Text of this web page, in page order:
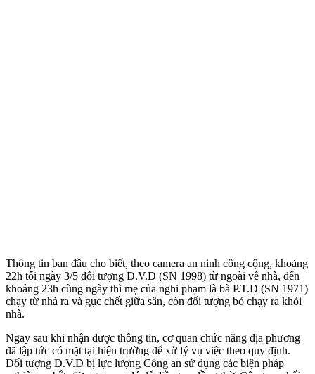
Thông tin ban đầu cho biết, theo camera an ninh công cộng, khoảng
22h tối ngày 3/5 đối tượng Đ.V.D (SN 1998) từ ngoài về nhà, đến
khoảng 23h cùng ngày thì mẹ của nghi phạm là bà P.T.D (SN 1971)
chạy từ nhà ra và gục chết giữa sân, còn đối tượng bỏ chạy ra khỏi
nhà.
Ngay sau khi nhận được thông tin, cơ quan chức năng địa phương
đã lập tức có mặt tại hiện trường để xử lý vụ việc theo quy định.
Đối tượng Đ.V.D bị lực lượng Công an sử dụng các biện pháp